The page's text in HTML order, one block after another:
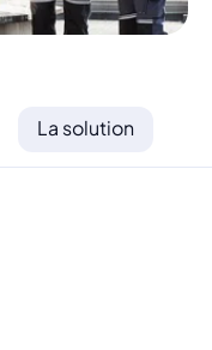
La solution